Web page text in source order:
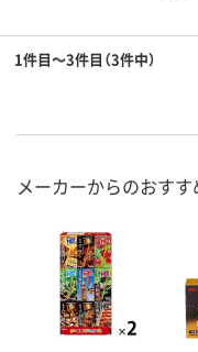
1件目～3件目（3件中）
メーカーからのおすす